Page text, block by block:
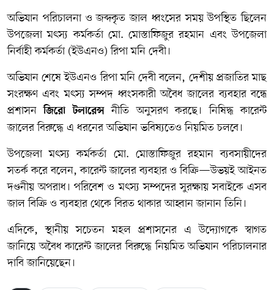
অভিযান পরিচালনা ও জব্দকৃত জাল ধ্বংসের সময় উপস্থিত ছিলেন
উপজেলা মৎস্য কর্মকর্তা মো. মোস্তাফিজুর রহমান এবং উপজেলা
নির্বাহী কর্মকর্তা (ইউএনও) রিপা মনি দেবী।
অভিযান শেষে ইউএনও রিপা মনি দেবী বলেন, দেশীয় প্রজাতির মাছ
সংরক্ষণ এবং মৎস্য সম্পদ ধ্বংসকারী অবৈধ জালের ব্যবহার বন্ধে
প্রশাসনজিরো টলারেন্সনীতি অনুসরণ করছে। নিষিদ্ধ কারেন্ট
জালের বিরুদ্ধে এ ধরনের অভিযান ভবিষ্যতেও নিয়মিত চলবে।
উপজেলা মৎস্য কর্মকর্তা মো. মোস্তাফিজুর রহমান ব্যবসায়ীদের
সতর্ক করে বলেন, কারেন্ট জালের ব্যবহার ও বিক্রি—উভয়ই আইনত
দণ্ডনীয় অপরাধ। পরিবেশ ও মৎস্য সম্পদের সুরক্ষায় সবাইকে এসব
জাল বিক্রি ও ব্যবহার থেকে বিরত থাকার আহ্বান জানান তিনি।
এদিকে, স্থানীয় সচেতন মহল প্রশাসনের এ উদ্যোগকে স্বাগত
জানিয়ে অবৈধ কারেন্ট জালের বিরুদ্ধে নিয়মিত অভিযান পরিচালনার
দাবি জানিয়েছেন।